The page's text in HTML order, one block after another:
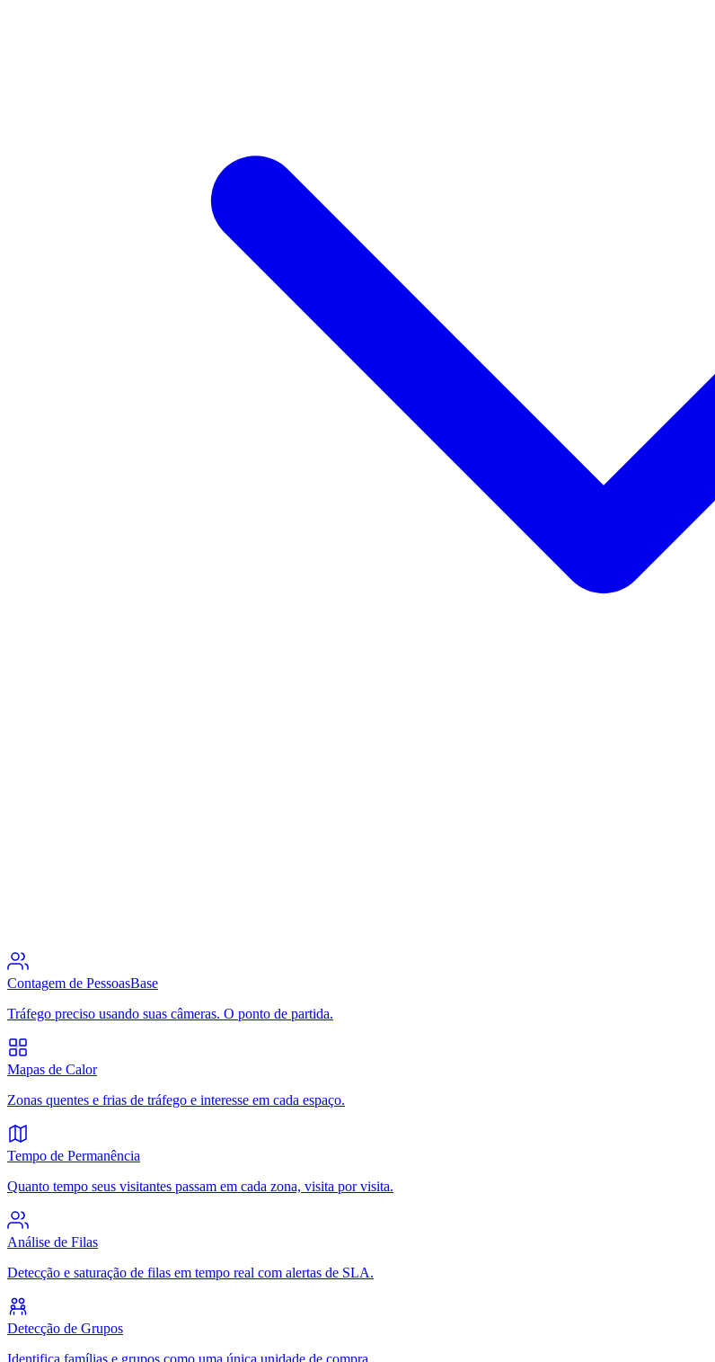
Contagem de PessoasBase
Tráfego preciso usando suas câmeras. O ponto de partida.
Mapas de Calor
Zonas quentes e frias de tráfego e interesse em cada espaço.
Tempo de Permanência
Quanto tempo seus visitantes passam em cada zona, visita por visita.
Análise de Filas
Detecção e saturação de filas em tempo real com alertas de SLA.
Detecção de Grupos
Identifica famílias e grupos como uma única unidade de compra.